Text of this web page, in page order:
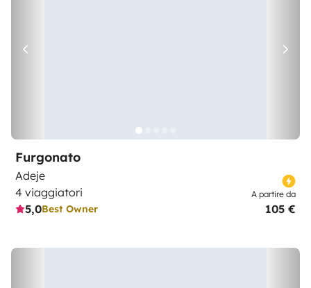
Furgonato
Adeje
4 viaggiatori
5,0Best Owner
A partire da
105 €